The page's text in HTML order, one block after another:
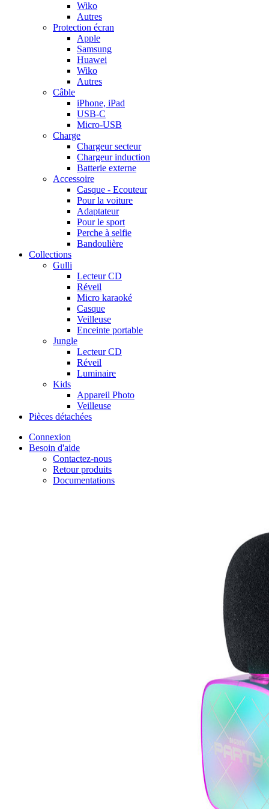
Wiko
Autres
Protection écran
Apple
Samsung
Huawei
Wiko
Autres
Câble
iPhone, iPad
USB-C
Micro-USB
Charge
Chargeur secteur
Chargeur induction
Batterie externe
Accessoire
Casque - Ecouteur
Pour la voiture
Adaptateur
Pour le sport
Perche à selfie
Bandoulière
Collections
Gulli
Lecteur CD
Réveil
Micro karaoké
Casque
Veilleuse
Enceinte portable
Jungle
Lecteur CD
Réveil
Luminaire
Kids
Appareil Photo
Veilleuse
Pièces détachées
Connexion
Besoin d'aide
Contactez-nous
Retour produits
Documentations